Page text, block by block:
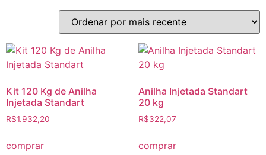
Kit 120 Kg de Anilha
Injetada Standart
R$1.932,20
comprar
Anilha Injetada Standart
20 kg
R$322,07
comprar